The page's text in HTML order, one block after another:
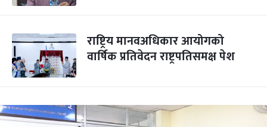
राष्ट्रिय मानवअधिकार आयोगको
वार्षिक प्रतिवेदन राष्ट्रपतिसमक्ष पेश